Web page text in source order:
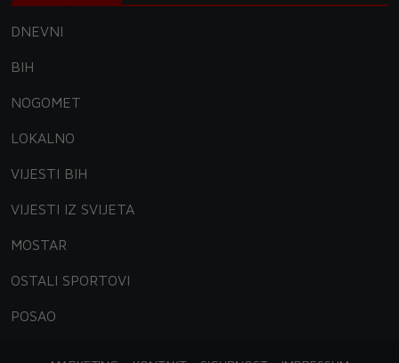
DNEVNI
BIH
NOGOMET
LOKALNO
VIJESTI BIH
VIJESTI IZ SVIJETA
MOSTAR
OSTALI SPORTOVI
POSAO